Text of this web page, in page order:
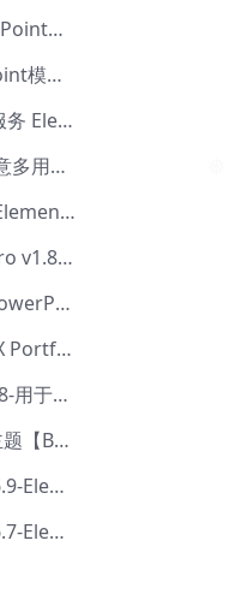
Ronni-商业PowerPoint模板【Dc-0077】
SHAPER PowerPoint模板【Dc-0184】
Jarvis – 网络安全服务 Elementor 模板套件【Aa-0035】
lmpeka v1.3.9-创意多用途 WordPress 主题【Be-0064】
Agria – 农业公司 Elementor Pro 模板套件【Aa-0003】
Fluent Support Pro v1.8.1 – WordPress 支持票务系统【Cc-0041】
Relote-品牌指南PowerPoint模板【Dc-0076】
Rhye v3.5.3 – AJAX Portfolio WordPress 主题【Bi-0049】
WP Rocket v3.10.8-用于wordpress速度优化的缓存加速插件【Cd-0019】
Nicex-创意组合主题【Be-0092】
ElementsKit v2.6.9-Elementor插件【Ab-0161】
ElementsKit v2.6.7-Elementor插件【Ab-0162】